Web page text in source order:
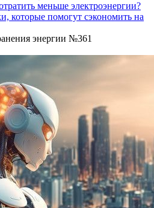
меньше электроэнергии?
которые помогут сэкономить на
энергии №361